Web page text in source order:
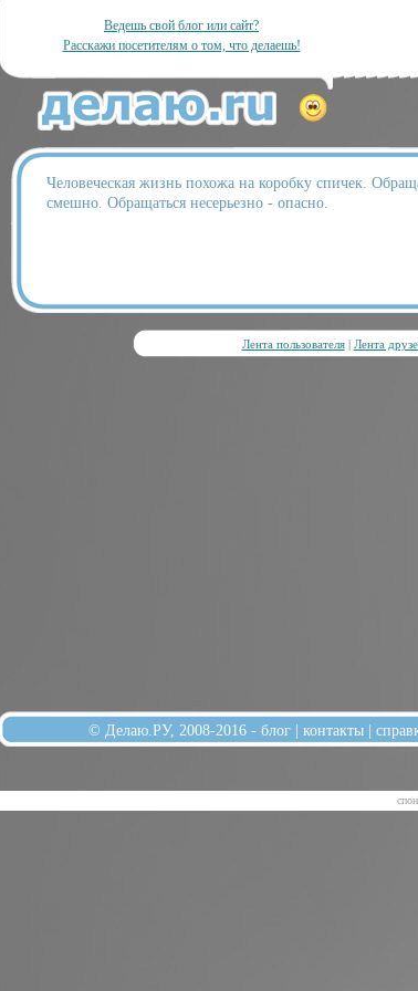
Ведешь свой блог или сайт?
Расскажи посетителям о том, что делаешь!
Человеческая жизнь похожа на коробку спичек.
смешно. Обращаться несерьезно - опасно.
Лента пользователя| Лента
© Делаю.РУ, 2008-2016 - блог | контакты |